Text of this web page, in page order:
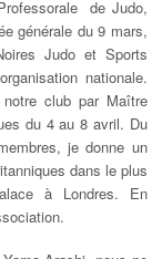
de Judo,
générale du 9 mars,
Judo et Sports
nationale.
club par Maître
du 4 au 8 avril. Du
je donne un
dans le plus
à Londres. En